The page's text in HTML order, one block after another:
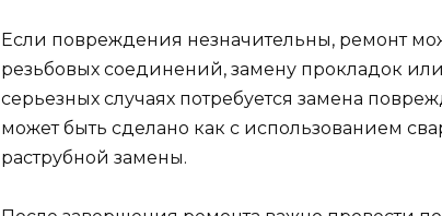
Если повреждения незначительны, ремонт
резьбовых соединений, замену прокладок
серьезных случаях потребуется замена
может быть сделано как с использованием
раструбной замены.